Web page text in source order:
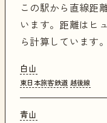
この駅から直線距
います。距離はヒ
ら計算しています。
白山
東日本旅客鉄道 越後線
青山